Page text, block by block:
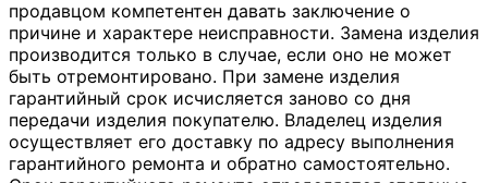
продавцом компетентен давать заключение о
причине и характере неисправности. Замена изделия
производится только в случае, если оно не может
быть отремонтировано. При замене изделия
гарантийный срок исчисляется заново со дня
передачи изделия покупателю. Владелец изделия
осуществляет его доставку по адресу выполнения
гарантийного ремонта и обратно самостоятельно.